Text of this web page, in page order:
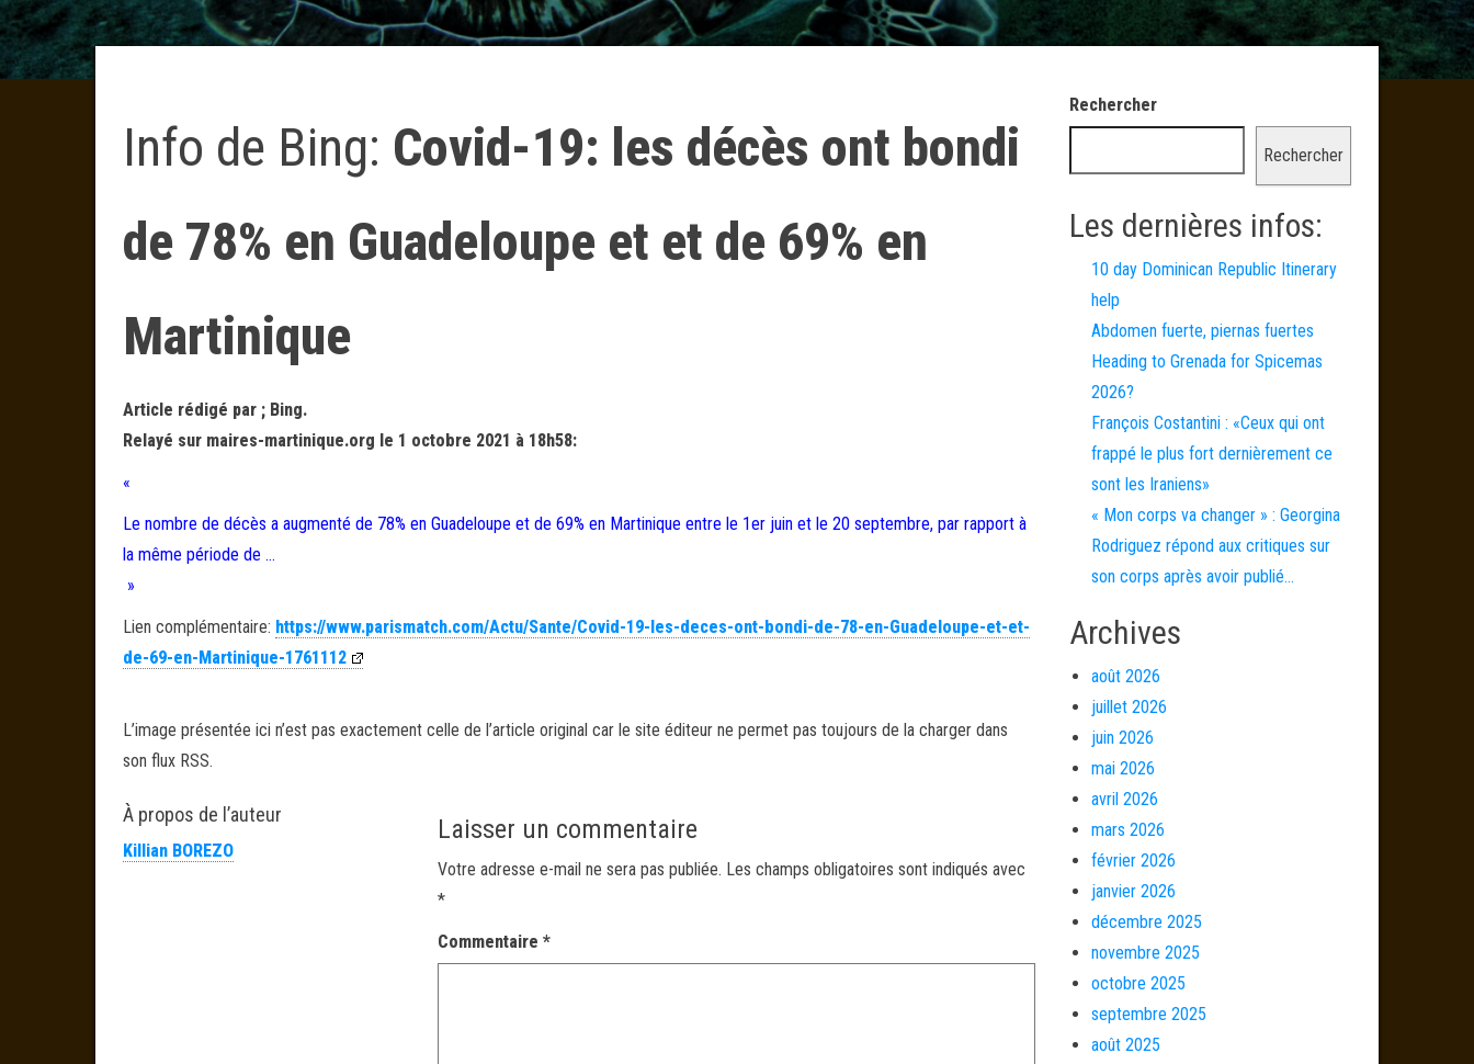
Info de Bing: Covid-19: les décès ont bondi
de 78% en Guadeloupe et et de 69% en
Martinique
Article rédigé par ; Bing.
Relayé sur maires-martinique.org le 1 octobre 2021 à 18h58:
«
Le nombre de décès a augmenté de 78% en Guadeloupe et de 69% en Martinique entre le 1er juin et le 20 septembre, par rapport à
la même période de …
»
Lien complémentaire: https://www.parismatch.com/Actu/Sante/Covid-19-les-deces-ont-bondi-de-78-en-Guadeloupe-et-et-
de-69-en-Martinique-1761112
L’image présentée ici n’est pas exactement celle de l’article original car le site éditeur ne permet pas toujours de la charger dans
son flux RSS.
À propos de l’auteur
Killian BOREZO
Laisser un commentaire
Votre adresse e-mail ne sera pas publiée. Les champs obligatoires sont indiqués avec
*
Commentaire*
Rechercher
Rechercher
Les dernières infos:
10 day Dominican Republic Itinerary
help
Abdomen fuerte, piernas fuertes
Heading to Grenada for Spicemas
2026?
François Costantini : «Ceux qui ont
frappé le plus fort dernièrement ce
sont les Iraniens»
« Mon corps va changer » : Georgina
Rodriguez répond aux critiques sur
son corps après avoir publié…
Archives
août 2026
juillet 2026
juin 2026
mai 2026
avril 2026
mars 2026
février 2026
janvier 2026
décembre 2025
novembre 2025
octobre 2025
septembre 2025
août 2025